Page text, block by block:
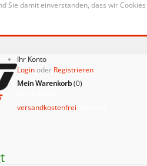
Sie damit einverstanden, dass wir
Ihr Konto
Loginoder Registrieren
Mein Warenkorb(0)
versandkostenfrei